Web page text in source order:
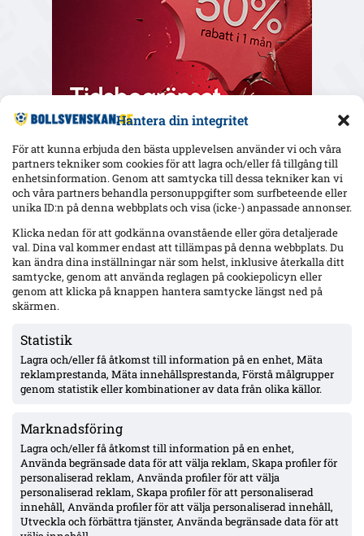
Hantera din integritet
För att kunna erbjuda den bästa upplevelsen använder vi och våra
partners tekniker som cookies för att lagra och/eller få tillgång till
enhetsinformation. Genom att samtycka till dessa tekniker kan vi
och våra partners behandla personuppgifter som surfbeteende eller
unika ID:n på denna webbplats och visa (icke-) anpassade annonser.
Klicka nedan för att godkänna ovanstående eller göra detaljerade
val. Dina val kommer endast att tillämpas på denna webbplats. Du
kan ändra dina inställningar när som helst, inklusive återkalla ditt
samtycke, genom att använda reglagen på cookiepolicyn eller
genom att klicka på knappen hantera samtycke längst ned på
skärmen.
Statistik
Lagra och/eller få åtkomst till information på en enhet, Mäta
reklamprestanda, Mäta innehållsprestanda, Förstå målgrupper
genom statistik eller kombinationer av data från olika källor.
Marknadsföring
Lagra och/eller få åtkomst till information på en enhet,
Använda begränsade data för att välja reklam, Skapa profiler för
personaliserad reklam, Använda profiler för att välja
personaliserad reklam, Skapa profiler för att personaliserad
innehåll, Använda profiler för att välja personaliserad innehåll,
Utveckla och förbättra tjänster, Använda begränsade data för att
Senaste
bortdömt och Rydström hyllas inför returen
Isak Dahlqvist hattrick – Tromsø 5–0 borta mot CFR Cluj i
Officiellt: Djurgården värvar Sander Finjord Ringberg – 15
assist på 13 matcher i Hönefoss, kontrakt till juni 2031
Officiellt: Stefano Vecchia lämnar Malmö FF – två SM-guld och
ett cupguld i bagaget
IFK Göteborg 0–1 mot Gent: Goores firande utlöste bråk – VAR-
ilska och heta scener inför returen